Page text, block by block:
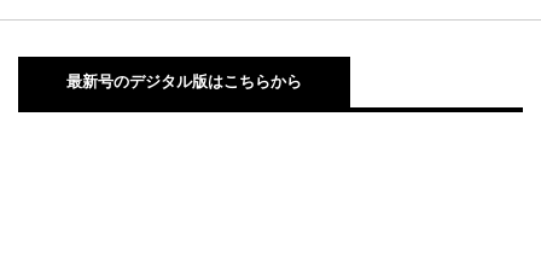
最新号のデジタル版はこちらから